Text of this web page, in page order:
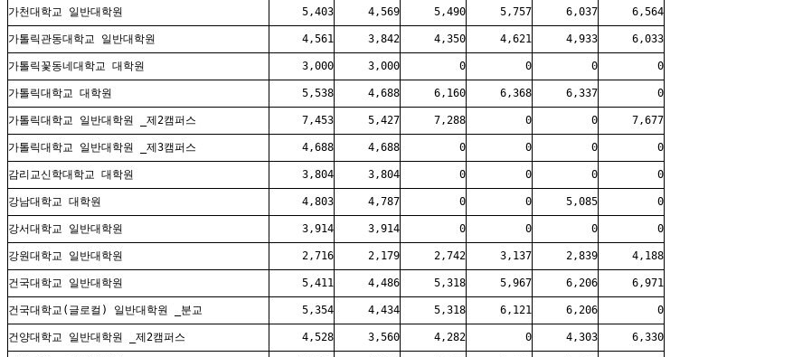
가천대학교 일반대학원 5,403 4,569 5,490 5,757 6,037 6,564
가톨릭관동대학교 일반대학원 4,561 3,842 4,350 4,621 4,933 6,033
가톨릭꽃동네대학교 대학원 3,000 3,000 0 0 0 0
가톨릭대학교 대학원 5,538 4,688 6,160 6,368 6,337 0
가톨릭대학교 일반대학원 _제2캠퍼스 7,453 5,427 7,288 0 0 7,677
가톨릭대학교 일반대학원 _제3캠퍼스 4,688 4,688 0 0 0 0
감리교신학대학교 대학원 3,804 3,804 0 0 0 0
강남대학교 대학원 4,803 4,787 0 0 5,085 0
강서대학교 일반대학원 3,914 3,914 0 0 0 0
강원대학교 일반대학원 2,716 2,179 2,742 3,137 2,839 4,188
건국대학교 일반대학원 5,411 4,486 5,318 5,967 6,206 6,971
건국대학교(글로컬) 일반대학원 _분교 5,354 4,434 5,318 6,121 6,206 0
건양대학교 일반대학원 _제2캠퍼스 4,528 3,560 4,282 0 4,303 6,330